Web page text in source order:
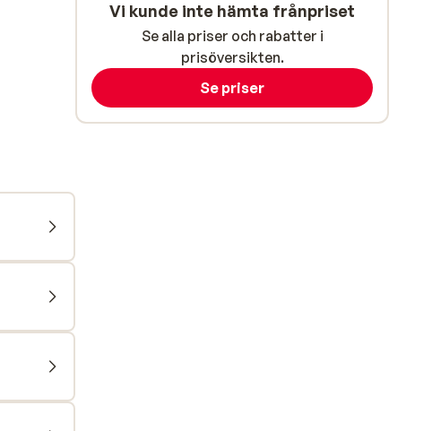
Vi kunde inte hämta frånpriset
Se alla priser och rabatter i
prisöversikten.
Se priser